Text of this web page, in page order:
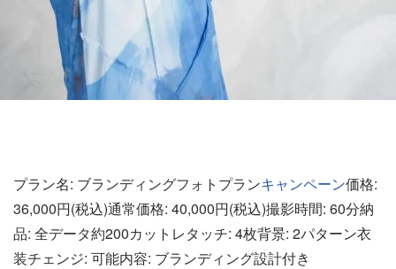
プラン名: ブランディングフォトプランキャンペーン価格:
36,000円(税込)通常価格: 40,000円(税込)撮影時間: 60分納
品: 全データ約200カットレタッチ: 4枚背景: 2パターン衣
装チェンジ: 可能内容: ブランディング設計付き